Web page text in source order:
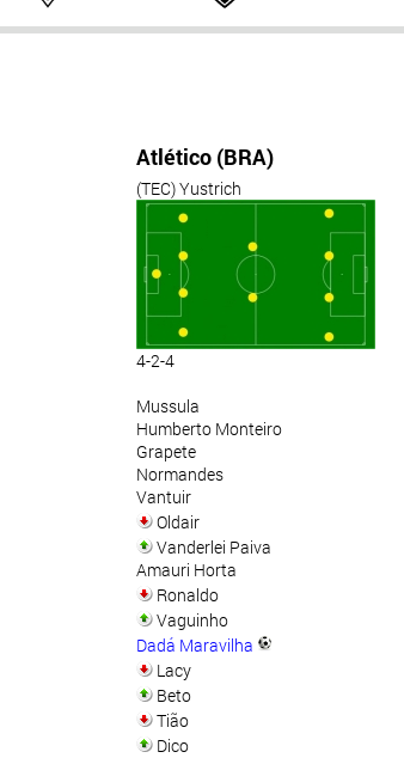
Atlético (BRA)
(TEC) Yustrich
4-2-4
Mussula
Humberto Monteiro
Grapete
Normandes
Vantuir
Oldair
Vanderlei Paiva
Amauri Horta
Ronaldo
Vaguinho
Dadá Maravilha
Lacy
Beto
Tião
Dico